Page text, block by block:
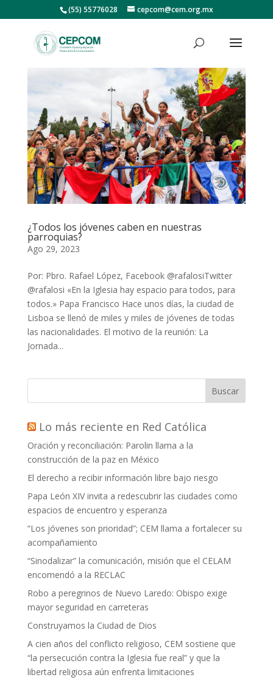
(55) 55776028 cepcom@cem.org.mx
¿Todos los jóvenes caben en nuestras
parroquias?
Ago 29, 2023
Por: Pbro. Rafael López, Facebook @rafalosiTwitter
@rafalosi «En la Iglesia hay espacio para todos, para
todos.» Papa Francisco Hace unos días, la ciudad de
Lisboa se llenó de miles y miles de jóvenes de todas
las nacionalidades. El motivo de la reunión: La
Jornada...
Buscar
Lo más reciente en Red Católica
Oración y reconciliación: Parolin llama a la
construcción de la paz en México
El derecho a recibir información libre bajo riesgo
Papa León XIV invita a redescubrir las ciudades como
espacios de encuentro y esperanza
“Los jóvenes son prioridad”; CEM llama a fortalecer su
acompañamiento
“Sinodalizar” la comunicación, misión que el CELAM
encomendó a la RECLAC
Robo a peregrinos de Nuevo Laredo: Obispo exige
mayor seguridad en carreteras
Construyamos la Ciudad de Dios
A cien años del conflicto religioso, CEM sostiene que
“la persecución contra la Iglesia fue real” y que la
libertad religiosa aún enfrenta limitaciones